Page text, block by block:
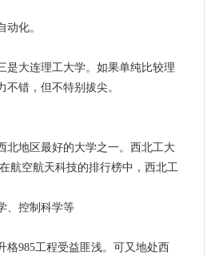
化。
是大连理工大学。如果单纯比较理
错，但不特别拔尖。
北地区最好的大学之一。西北工大
航空航天科技的排行榜中，西北工
、控制科学等
985工程受益匪浅。可又地处西